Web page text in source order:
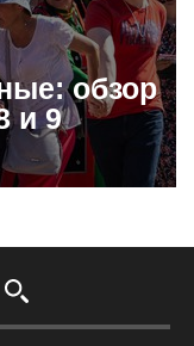
обзор
и 9